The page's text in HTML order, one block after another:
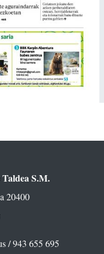
S.M.
20400
/ 943 655 695